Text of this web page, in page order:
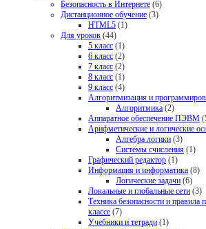
Безопасность в Интернете (6)
Дистанционное обучение (3)
HTML5 (1)
Для уроков (44)
5 класс (1)
6 класс (2)
7 класс (2)
8 класс (1)
9 класс (4)
Алгоритмизация и
Алгоритмика (2)
Аппаратное обеспечение ПЭВМ
Арифметические и логические
Алгебра логики (3)
Системы счисления (1)
Графический редактор (1)
Информация и информатика (8)
Логические задачи (6)
Локальные и глобальные сети (3)
Техника безопасности и
классе (7)
Учебники и тетради (1)